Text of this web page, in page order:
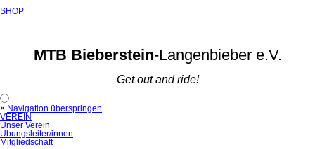
SHOP
MTB Bieberstein-Langenbieber e.V.
Get out and ride!
× Navigation überspringen
VEREIN
Unser Verein
Übungsleiter/innen
Mitgliedschaft